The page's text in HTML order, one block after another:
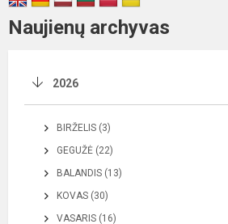
Naujienų archyvas
2026
BIRŽELIS (3)
GEGUŽĖ (22)
BALANDIS (13)
KOVAS (30)
VASARIS (16)